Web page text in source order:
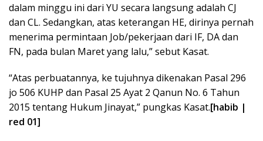
dalam minggu ini dari YU secara langsung adalah CJ
dan CL. Sedangkan, atas keterangan HE, dirinya pernah
menerima permintaan Job/pekerjaan dari IF, DA dan
FN, pada bulan Maret yang lalu,” sebut Kasat.
“Atas perbuatannya, ke tujuhnya dikenakan Pasal 296
jo 506 KUHP dan Pasal 25 Ayat 2 Qanun No. 6 Tahun
2015 tentang Hukum Jinayat,” pungkas Kasat.[habib |
red 01]